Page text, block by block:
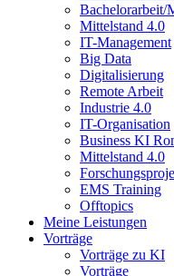
Bachelorarbeit/
Mittelstand 4.0
IT-Management
Big Data
Digitalisierung
Remote Arbeit
Industrie 4.0
IT-Organisation
Business KI
Mittelstand 4.0
EMS Training
Offtopics
Meine Leistungen
Vorträge
Vorträge zu KI
Vorträge